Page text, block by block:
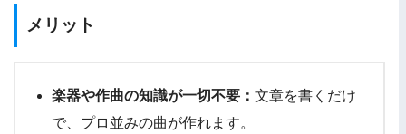
メリット
楽器や作曲の知識が一切不要： 文章を書くだけ
で、プロ並みの曲が作れます。